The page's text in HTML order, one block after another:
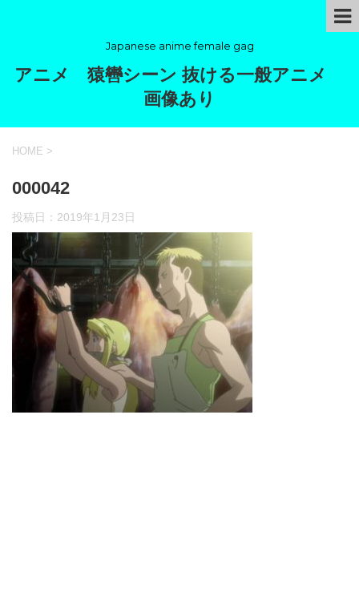
Japanese anime female gag
アニメ 猿轡シーン 抜ける一般アニメ
画像あり
HOME >
000042
投稿日： 2019年1月23日